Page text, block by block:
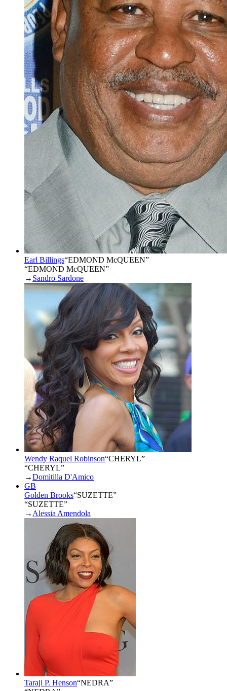
Earl Billings“EDMOND McQUEEN”
“EDMOND McQUEEN”
→ Sandro Sardone
Wendy Raquel Robinson“CHERYL”
“CHERYL”
→Domitilla D'Amico
GB
Golden Brooks“SUZETTE”
“SUZETTE”
→ Alessia Amendola
Taraji P. Henson“NEDRA”